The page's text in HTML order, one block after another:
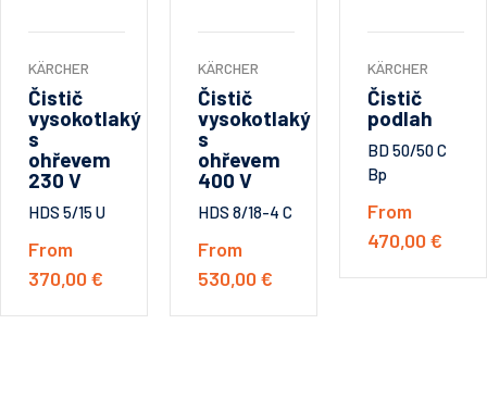
KÄRCHER
Čistič
vysokotlaký
s
ohřevem
230 V
HDS 5/15 U
From
370,00 €
KÄRCHER
Čistič
vysokotlaký
s
ohřevem
400 V
HDS 8/18-4 C
From
530,00 €
KÄRCHER
Čistič
podlah
BD 50/50 C
Bp
From
470,00 €